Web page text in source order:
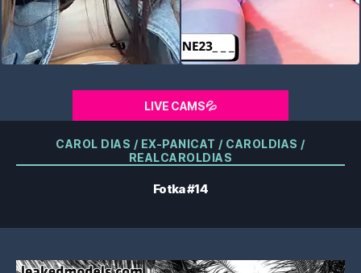
LIVE CAMS💦
Kategórie
CAROL DIAS / EX-PANICAT / CAROLDIAS /
REALCAROLDIAS
Fotka #14